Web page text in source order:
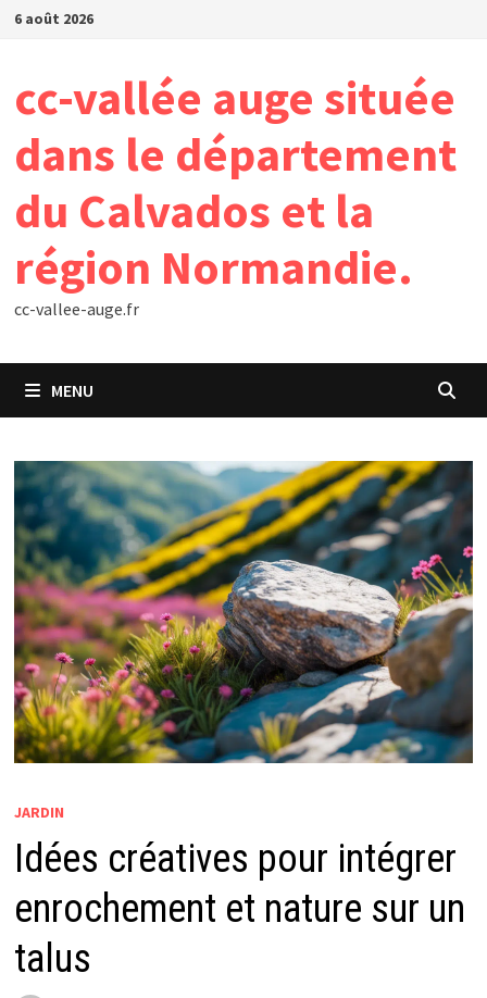
Passer
6 août 2026
cc-vallée auge située
dans le département
du Calvados et la
région Normandie.
cc-vallee-auge.fr
MENU
JARDIN
Idées créatives pour intégrer
enrochement et nature sur un
talus